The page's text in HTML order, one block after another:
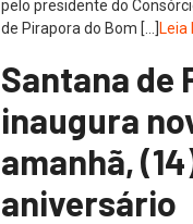
pelo presidente do
de Pirapora do Bom […]Leia
Santana de
inaugura
amanhã,
aniversário